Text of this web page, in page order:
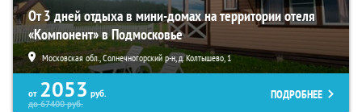
От 3 дней отдыха в мини-домах на территории отеля
«Компонент» в Подмосковье
Московская обл., Солнечногорский р-н, д. Колтышево, 1
от 2053 руб.
до67400руб.
ПОДРОБНЕЕ